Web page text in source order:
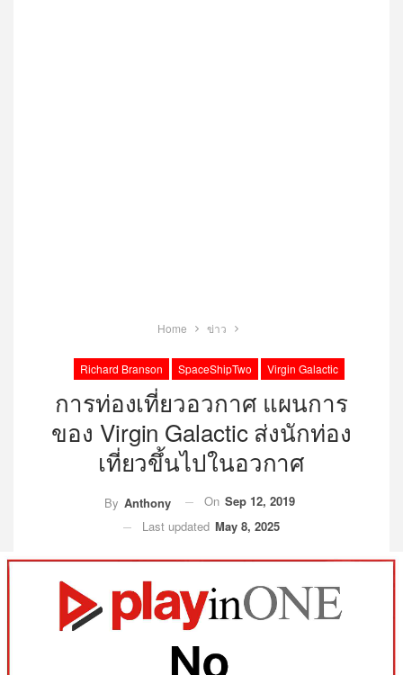
Home ข่าว
Richard Branson SpaceShipTwo Virgin Galactic
การท่องเที่ยวอวกาศ แผนการ
ของ Virgin Galactic ส่งนักท่อง
เที่ยวขึ้นไปในอวกาศ
By Anthony On Sep 12, 2019
Last updated May 8, 2025